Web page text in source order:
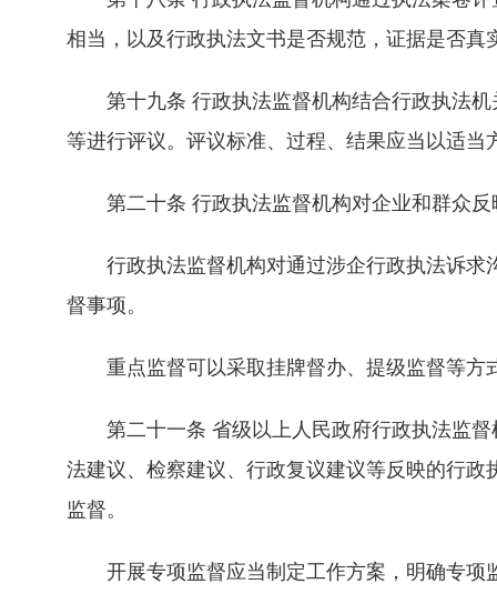
相当，以及行政执法文书是否规范，证据是否真
第十九条 行政执法监督机构结合行政执法机
等进行评议。评议标准、过程、结果应当以适当
第二十条 行政执法监督机构对企业和群众反
行政执法监督机构对通过涉企行政执法诉求
督事项。
重点监督可以采取挂牌督办、提级监督等方
第二十一条 省级以上人民政府行政执法监督
法建议、检察建议、行政复议建议等反映的行
监督。
开展专项监督应当制定工作方案，明确专项